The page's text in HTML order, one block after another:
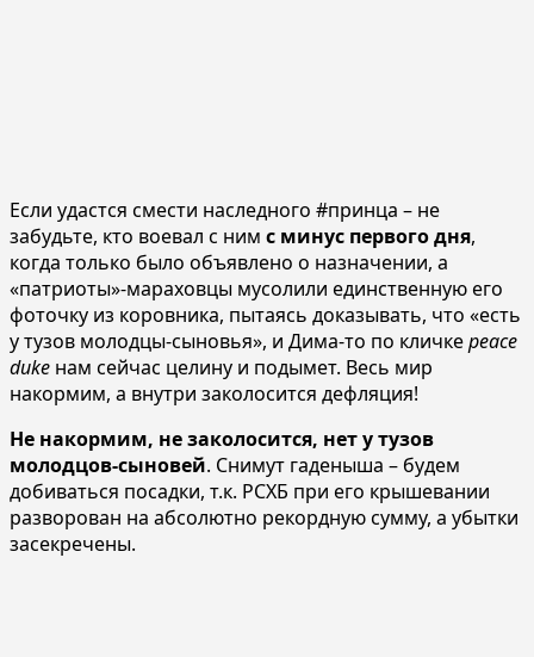
Если удастся смести наследного #принца – не
забудьте, кто воевал с ним с минус первого дня,
когда только было объявлено о назначении, а
«патриоты»-мараховцы мусолили единственную его
фоточку из коровника, пытаясь доказывать, что «есть
у тузов молодцы-сыновья», и Дима-то по кличкеpeace
duke нам сейчас целину и подымет. Весь мир
накормим, а внутри заколосится дефляция!
Не накормим, не заколосится, нет у тузов
молодцов-сыновей. Снимут гаденыша – будем
добиваться посадки, т.к. РСХБ при его крышевании
разворован на абсолютно рекордную сумму, а убытки
засекречены.